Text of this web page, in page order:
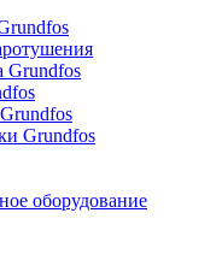
Grundfos
Grundfos
оборудование